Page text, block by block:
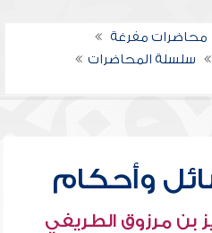
محاضرات مفرغة
سلسلة المحاضرات
وأحكام
بن مرزوق الطريفي